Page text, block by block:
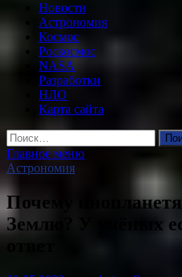
Новости
Астрономия
Космос
Роскосмос
NASA
Разработки
НЛО
Карта сайта
Найти:
Главное меню
Астрономия
Почему
Землю? У учёных
ответ